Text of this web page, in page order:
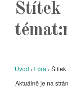
Štítek
Úvod › Fóra › Štítek
Aktuálně je na